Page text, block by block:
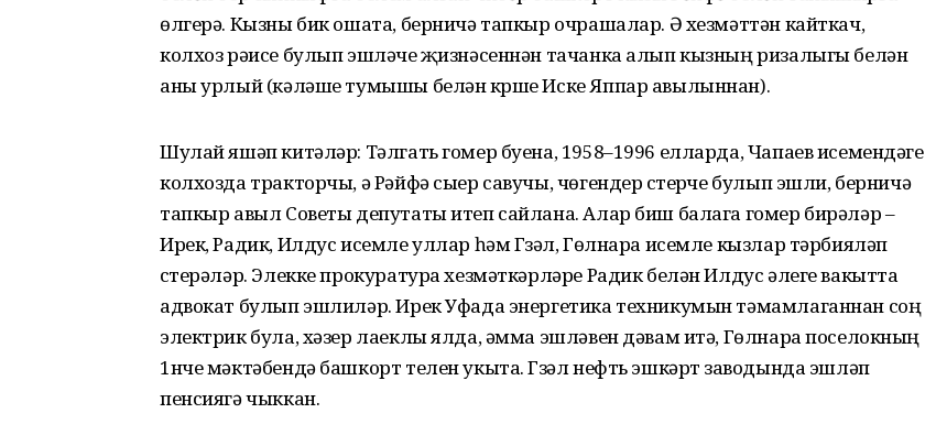
өлгерә. Кызны бик ошата, берничә тапкыр очрашалар. Ә хезмәттән кайткач,
колхоз рәисе булып эшләүче җизнәсеннән тачанка алып кызның ризалыгы белән
аны урлый (кәләше тумышы белән күрше Иске Яппар авылыннан).
Шулай яшәп китәләр: Тәлгать гомер буена, 1958–1996 елларда, Чапаев исемендәге
колхозда тракторчы, ә Рәйфә сыер савучы, чөгендер үстерүче булып эшли, берничә
тапкыр авыл Советы депутаты итеп сайлана. Алар биш балага гомер бирәләр –
Ирек, Радик, Илдус исемле уллар һәм Гүзәл, Гөлнара исемле кызлар тәрбияләп
үстерәләр. Элекке прокуратура хезмәткәрләре Радик белән Илдус әлеге вакытта
адвокат булып эшлиләр. Ирек Уфада энергетика техникумын тәмамлаганнан соң
электрик була, хәзер лаеклы ялда, әмма эшләвен дәвам итә, Гөлнара поселокның
1нче мәктәбендә башкорт телен укыта. Гүзәл нефть эшкәртү заводында эшләп
пенсиягә чыккан.